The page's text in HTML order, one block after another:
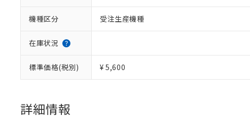
機種区分 受注生産機種
在庫状況
標準価格(税別) ¥ 5,600
詳細情報